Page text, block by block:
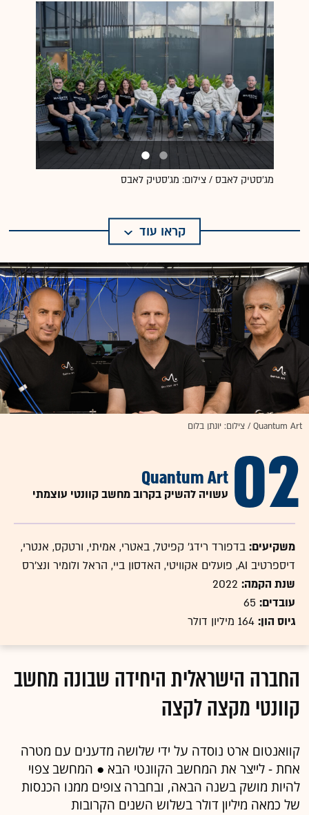
מג'סטיק לאבס / צילום: מג'סטיק לאבס
קראו עוד
Quantum Art / צילום: יונתן בלום
02
Quantum Art
עשויה להשיק בקרוב מחשב קוונטי עוצמתי
משקיעים: בדפורד רידג' קפיטל, באטרי, אמיתי, ורטקס, אנטרי,
דיספרטיב AI, פועלים אקוויטי, האדסון ביי, הראל ולומיר ונצ'רס
שנת הקמה: 2022
עובדים: 65
גיוס הון: 164 מיליון דולר
החברה הישראלית היחידה שבונה מחשב
קוונטי מקצה לקצה
קוואנטום ארט נוסדה על ידי שלושה מדענים עם מטרה
אחת - לייצר את המחשב הקוונטי הבא ● המחשב צפוי
להיות מושק בשנה הבאה, ובחברה צופים ממנו הכנסות
של כמאה מיליון דולר בשלוש השנים הקרובות